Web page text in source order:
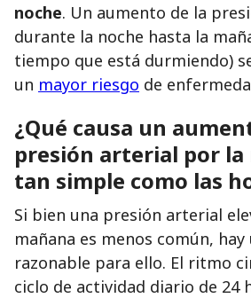
noche. Un aumento de la
durante la noche hasta la
tiempo que está durmiendo)
un mayor riesgo de
¿Qué causa un
presión arterial por la
tan simple como las
Si bien una presión arterial
mañana es menos común,
razonable para ello. El ritmo
ciclo de actividad diario de 24